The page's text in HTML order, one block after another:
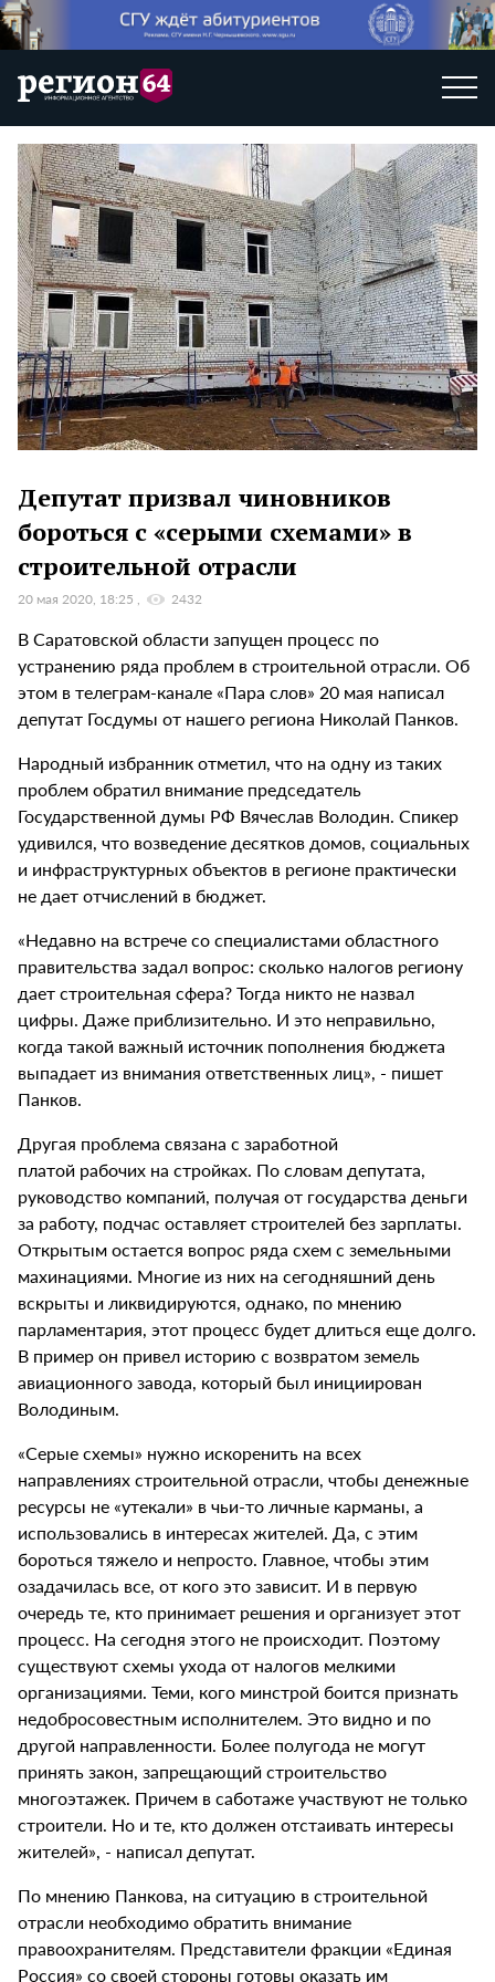
Депутат призвал чиновников
бороться с «серыми схемами» в
строительной отрасли
20 мая 2020, 18:25 2432
В Саратовской области запущен процесс по
устранению ряда проблем в строительной отрасли. Об
этом в телеграм-канале «Пара слов» 20 мая написал
депутат Госдумы от нашего региона Николай Панков.
Народный избранник отметил, что на одну из таких
проблем обратил внимание председатель
Государственной думы РФ Вячеслав Володин. Спикер
удивился, что возведение десятков домов, социальных
и инфраструктурных объектов в регионе практически
не дает отчислений в бюджет.
«Недавно на встрече со специалистами областного
правительства задал вопрос: сколько налогов региону
дает строительная сфера? Тогда никто не назвал
цифры. Даже приблизительно. И это неправильно,
когда такой важный источник пополнения бюджета
выпадает из внимания ответственных лиц», - пишет
Панков.
Другая проблема связана с заработной
платой рабочих на стройках. По словам депутата,
руководство компаний, получая от государства деньги
за работу, подчас оставляет строителей без зарплаты.
Открытым остается вопрос ряда схем с земельными
махинациями. Многие из них на сегодняшний день
вскрыты и ликвидируются, однако, по мнению
парламентария, этот процесс будет длиться еще долго.
В пример он привел историю с возвратом земель
авиационного завода, который был инициирован
Володиным.
«Серые схемы» нужно искоренить на всех
направлениях строительной отрасли, чтобы денежные
ресурсы не «утекали» в чьи-то личные карманы, а
использовались в интересах жителей. Да, с этим
бороться тяжело и непросто. Главное, чтобы этим
озадачилась все, от кого это зависит. И в первую
очередь те, кто принимает решения и организует этот
процесс. На сегодня этого не происходит. Поэтому
существуют схемы ухода от налогов мелкими
организациями. Теми, кого минстрой боится признать
недобросовестным исполнителем. Это видно и по
другой направленности. Более полугода не могут
принять закон, запрещающий строительство
многоэтажек. Причем в саботаже участвуют не только
строители. Но и те, кто должен отстаивать интересы
жителей», - написал депутат.
По мнению Панкова, на ситуацию в строительной
отрасли необходимо обратить внимание
правоохранителям. Представители фракции «Единая
Россия» со своей стороны готовы оказать им